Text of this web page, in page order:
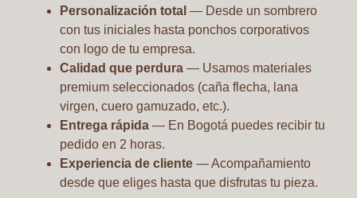
Personalización total — Desde un sombrero
con tus iniciales hasta ponchos corporativos
con logo de tu empresa.
Calidad que perdura — Usamos materiales
premium seleccionados (caña flecha, lana
virgen, cuero gamuzado, etc.).
Entrega rápida — En Bogotá puedes recibir tu
pedido en 2 horas.
Experiencia de cliente — Acompañamiento
desde que eliges hasta que disfrutas tu pieza.